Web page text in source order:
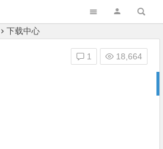
下载中心
1 18,664